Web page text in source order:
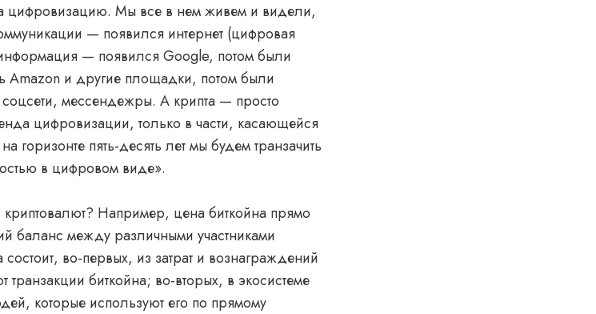
цифровизацию. Мы все в нем живем и видели,
— появился интернет (цифровая
— появился Google, потом были
и другие площадки, потом были
мессендежры. А крипта — просто
цифровизации, только в части, касающейся
горизонте пять-десять лет мы будем транзачить
в цифровом виде».
криптовалют? Например, цена биткойна прямо
баланс между различными участниками
во-первых, из затрат и вознаграждений
биткойна; во-вторых, в экосистеме
которые используют его по прямому